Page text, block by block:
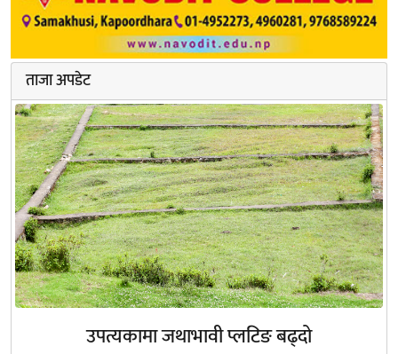
ताजा अपडेट
उपत्यकामा जथाभावी प्लटिङ बढ्दो